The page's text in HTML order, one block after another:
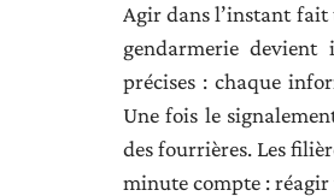
Agir dans l’instant
gendarmerie devient
précises : chaque
Une fois le
des fourrières. Les
minute compte : réagir